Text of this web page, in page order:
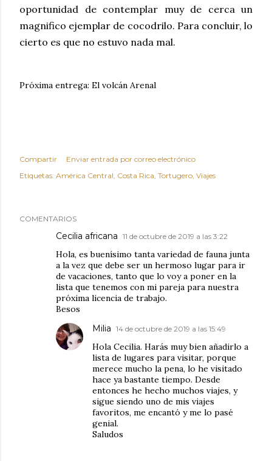
oportunidad de contemplar muy de cerca un
magnifico ejemplar de cocodrilo. Para concluir, lo
cierto es que no estuvo nada mal.
Próxima entrega: El volcán Arenal
Compartir
Enviar entrada por correo electrónico
Etiquetas: América Central Costa Rica Tortugero Viajes
COMENTARIOS
Cecilia africana 11 de octubre de 2019 a las 3:22
Hola, es buenísimo tanta variedad de fauna junta
a la vez que debe ser un hermoso lugar para ir
de vacaciones, tanto que lo voy a poner en la
lista que tenemos con mi pareja para nuestra
próxima licencia de trabajo.
Besos
Milia 14 de octubre de 2019 a las 15:49
Hola Cecilia. Harás muy bien añadirlo a
lista de lugares para visitar, porque
merece mucho la pena, lo he visitado
hace ya bastante tiempo. Desde
entonces he hecho muchos viajes, y
sigue siendo uno de mis viajes
favoritos, me encantó y me lo pasé
genial.
Saludos